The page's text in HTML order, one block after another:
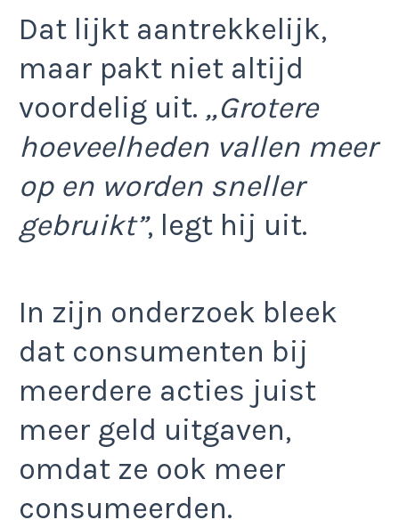
Dat lijkt aantrekkelijk,
maar pakt niet altijd
voordelig uit. „Grotere
hoeveelheden vallen meer
op en worden sneller
gebruikt”, legt hij uit.
In zijn onderzoek bleek
dat consumenten bij
meerdere acties juist
meer geld uitgaven,
omdat ze ook meer
consumeerden.